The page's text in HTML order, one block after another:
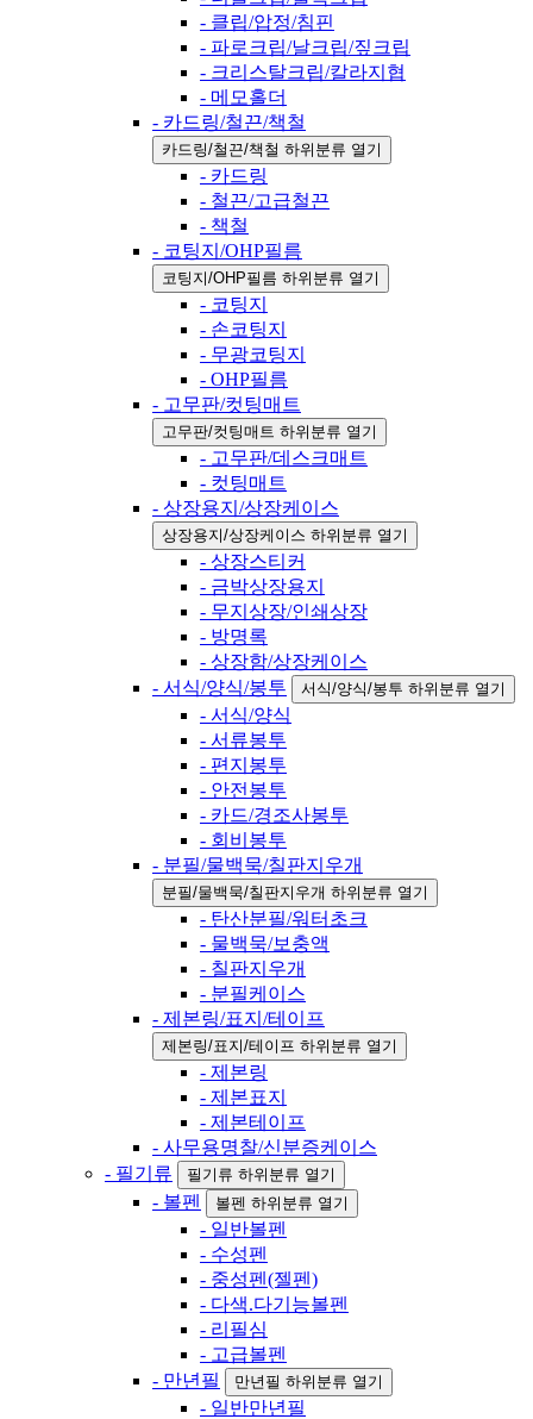
- 클립/압정/침핀
- 파로크립/날크립/짚크립
- 크리스탈크립/칼라지협
- 메모홀더
- 카드링/철끈/책철
카드링/철끈/책철 하위분류 열기
- 카드링
- 철끈/고급철끈
- 책철
- 코팅지/OHP필름
코팅지/OHP필름 하위분류 열기
- 코팅지
- 손코팅지
- 무광코팅지
- OHP필름
- 고무판/컷팅매트
고무판/컷팅매트 하위분류 열기
- 고무판/데스크매트
- 컷팅매트
- 상장용지/상장케이스
상장용지/상장케이스 하위분류 열기
- 상장스티커
- 금박상장용지
- 무지상장/인쇄상장
- 방명록
- 상장함/상장케이스
- 서식/양식/봉투
서식/양식/봉투 하위분류 열기
- 서식/양식
- 서류봉투
- 편지봉투
- 안전봉투
- 카드/경조사봉투
- 회비봉투
- 분필/물백묵/칠판지우개
분필/물백묵/칠판지우개 하위분류 열기
- 탄산분필/워터초크
- 물백묵/보충액
- 칠판지우개
- 분필케이스
- 제본링/표지/테이프
제본링/표지/테이프 하위분류 열기
- 제본링
- 제본표지
- 제본테이프
- 사무용명찰/신분증케이스
- 필기류
필기류 하위분류 열기
- 볼펜 볼펜 하위분류 열기
- 일반볼펜
- 수성펜
- 중성펜(젤펜)
- 다색.다기능볼펜
- 리필심
- 고급볼펜
- 만년필
만년필 하위분류 열기
- 일반만년필